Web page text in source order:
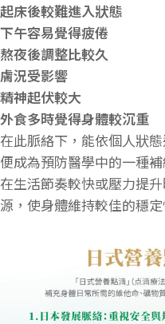
起床後較難進入狀態
下午容易覺得疲倦
熬夜後調整比較久
膚況受影響
精神起伏較大
外食多時覺得身體較沉重
在此脈絡下，能依個人狀
便成為預防醫學中的一種
在生活節奏較快或壓力提
源，使身體維持較佳的穩定